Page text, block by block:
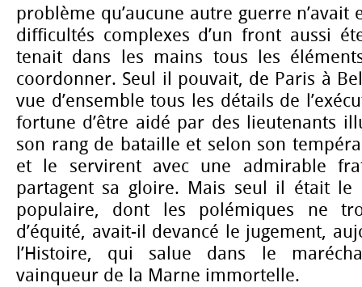
problème qu’aucune autre guerre n’avait
difficultés complexes d’un front aussi
tenait dans les mains tous les
coordonner. Seul il pouvait, de Paris à
vue d’ensemble tous les détails de
fortune d’être aidé par des lieutenants
son rang de bataille et selon son
et le servirent avec une admirable
partagent sa gloire. Mais seul il était le
populaire, dont les polémiques ne
d’équité, avait-il devancé le jugement,
l’Histoire, qui salue dans le
vainqueur de la Marne immortelle.